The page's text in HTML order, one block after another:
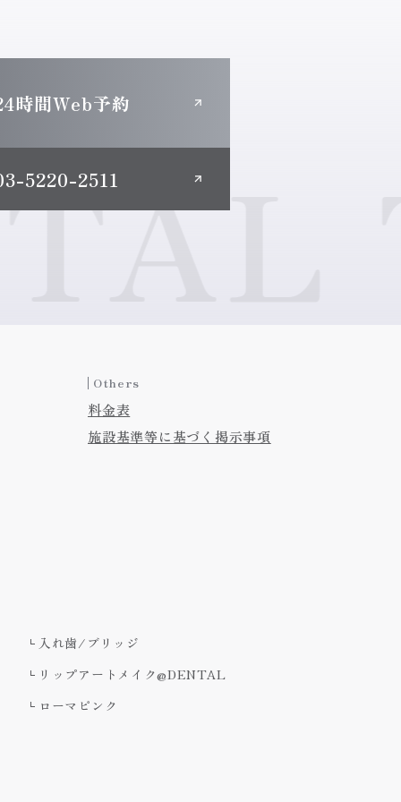
時間Web予約
5220-2511
Others
料金表
施設基準等に基づく掲示事項
入れ歯/ブリッジ
リップアートメイク@DENTAL
ローマピンク